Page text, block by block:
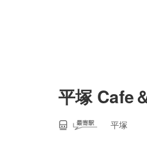
平塚 Cafe
平塚